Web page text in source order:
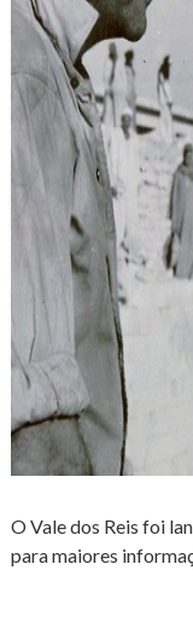
O Vale dos Reis foi
para maiores